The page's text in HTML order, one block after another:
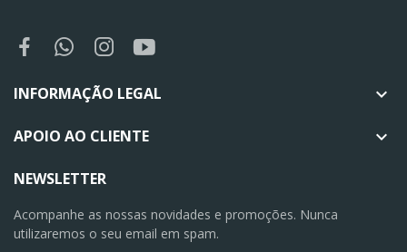
INFORMAÇÃO LEGAL 
APOIO AO CLIENTE 
NEWSLETTER
Acompanhe as nossas novidades e promoções. Nunca
utilizaremos o seu email em spam.